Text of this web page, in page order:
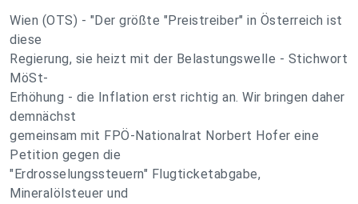
Wien (OTS) - "Der größte "Preistreiber" in Österreich ist
diese
Regierung, sie heizt mit der Belastungswelle - Stichwort
MöSt-
Erhöhung - die Inflation erst richtig an. Wir bringen daher
demnächst
gemeinsam mit FPÖ-Nationalrat Norbert Hofer eine
Petition gegen die
"Erdrosselungssteuern" Flugticketabgabe,
Mineralölsteuer und